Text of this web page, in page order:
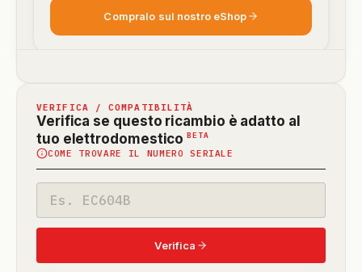
Compralo sul nostro eShop
VERIFICA / COMPATIBILITÀ
Verifica se questo ricambio è adatto al
tuo elettrodomestico BETA
in
beta)
COME TROVARE IL NUMERO SERIALE
modello
Verifica